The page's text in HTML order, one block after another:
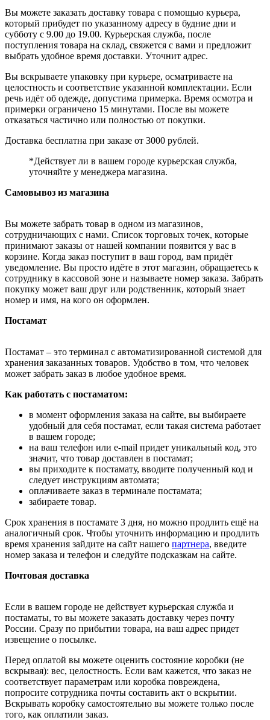
Вы можете заказать доставку товара с помощью курьера,
который прибудет по указанному адресу в будние дни и
субботу с 9.00 до 19.00. Курьерская служба, после
поступления товара на склад, свяжется с вами и предложит
выбрать удобное время доставки. Уточнит адрес.
Вы вскрываете упаковку при курьере, осматриваете на
целостность и соответствие указанной комплектации. Если
речь идёт об одежде, допустима примерка. Время осмотра и
примерки ограничено 15 минутами. После вы можете
отказаться частично или полностью от покупки.
Доставка бесплатна при заказе от 3000 рублей.
*Действует ли в вашем городе курьерская служба,
уточняйте у менеджера магазина.
Самовывоз из магазина
Вы можете забрать товар в одном из магазинов,
сотрудничающих с нами. Список торговых точек, которые
принимают заказы от нашей компании появится у вас в
корзине. Когда заказ поступит в ваш город, вам придёт
уведомление. Вы просто идёте в этот магазин, обращаетесь к
сотруднику в кассовой зоне и называете номер заказа. Забрать
покупку может ваш друг или родственник, который знает
номер и имя, на кого он оформлен.
Постамат
Постамат – это терминал с автоматизированной системой для
хранения заказанных товаров. Удобство в том, что человек
может забрать заказ в любое удобное время.
Как работать с постаматом:
в момент оформления заказа на сайте, вы выбираете
удобный для себя постамат, если такая система работает
в вашем городе;
на ваш телефон или e-mail придет уникальный код, это
значит, что товар доставлен в постамат;
вы приходите к постамату, вводите полученный код и
следует инструкциям автомата;
оплачиваете заказ в терминале постамата;
забираете товар.
Срок хранения в постамате 3 дня, но можно продлить ещё на
аналогичный срок. Чтобы уточнить информацию и продлить
время хранения зайдите на сайт нашего партнера, введите
номер заказа и телефон и следуйте подсказкам на сайте.
Почтовая доставка
Если в вашем городе не действует курьерская служба и
постаматы, то вы можете заказать доставку через почту
России. Сразу по прибытии товара, на ваш адрес придет
извещение о посылке.
Перед оплатой вы можете оценить состояние коробки (не
вскрывая): вес, целостность. Если вам кажется, что заказ не
соответствует параметрам или коробка повреждена,
попросите сотрудника почты составить акт о вскрытии.
Вскрывать коробку самостоятельно вы можете только после
того, как оплатили заказ.